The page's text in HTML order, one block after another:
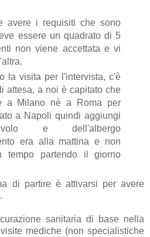
avere i requisiti che sono
essere un quadrato di 5
non viene accettata e vi
la visita per l'intervista, c'è
attesa, a noi è capitato che
a Milano nè a Roma per
a Napoli quindi aggiungi
e dell'albergo
era alla mattina e non
tempo partendo il giorno
di partire è attivarsi per avere
.
sanitaria di base nella
mediche (non specialistiche